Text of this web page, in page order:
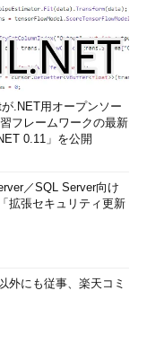
.NET用オープンソー
フレームワークの最新
0.11」を公開
／SQL Server向け
拡張セキュリティ更新
外にも従事、楽天コミ